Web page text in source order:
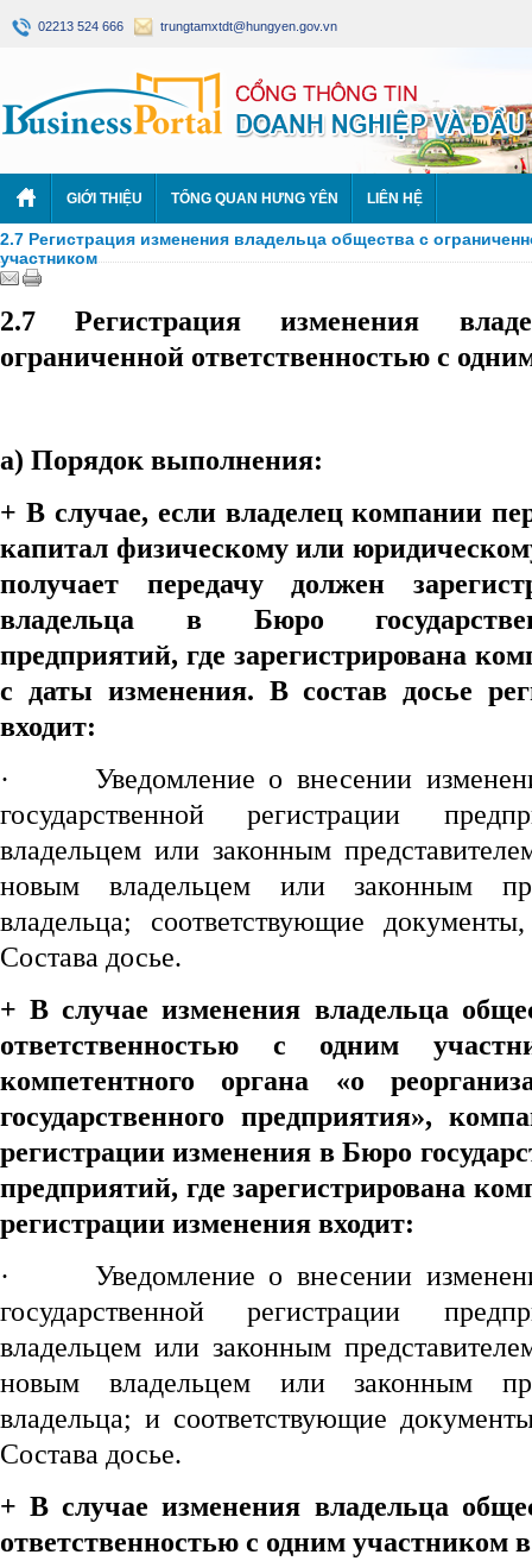
02213 524 666 trungtamxtdt@hungyen.gov.vn
GIỚI THIỆU TỔNG QUAN HƯNG YÊN LIÊN HỆ
2.7 Регистрация изменения владельца общества с
участником
2.7 Регистрация изменения
ограниченной ответственностью с
a) Порядок выполнения:
+ В случае, если владелец компании
капитал физическому или
получает передачу должен
владельца в Бюро
предприятий, где зарегистрирована
с даты изменения. В состав досье
входит:
· Уведомление о внесении
государственной регистрации
владельцем или законным
новым владельцем или законным
владельца; соответствующие
Состава досье.
+В случае изменения владельца
ответственностью с одним
компетентного органа «о
государственного предприятия»,
регистрации изменения в Бюро
предприятий, где зарегистрирована
регистрации изменения входит:
· Уведомление о внесении
государственной регистрации
владельцем или законным
новым владельцем или законным
владельца; и соответствующие
Состава досье.
+В случае изменения владельца
ответственностью с одним участником